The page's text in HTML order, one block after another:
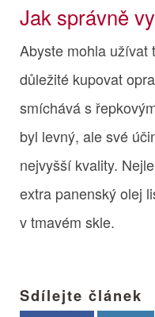
Jak správně
Abyste mohla užívat
důležité kupovat
smíchává s
byl levný, ale své
nejvyšší kvality.
extra panenský olej
v tmavém skle.
Sdílejte článek